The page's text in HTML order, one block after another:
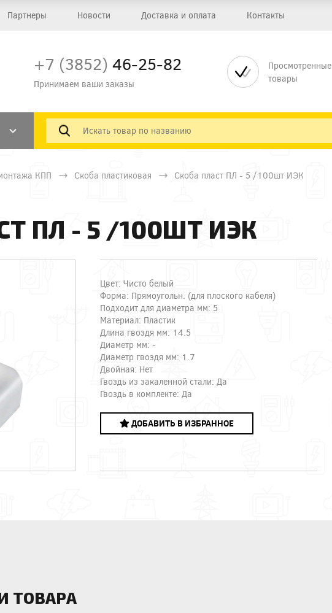
Партнеры Новости Доставка и оплата Контакты
+7 (3852) 46-25-82
Принимаем ваши заказы
Просмотренные
товары
КПП Скоба пластиковая Скоба пласт ПЛ - 5 /100шт ИЭК
ПЛ - 5 /100ШТ ИЭК
Цвет: Чисто белый
Форма: Прямоугольн. (для плоского кабеля)
Подходит для диаметра мм: 5
Материал: Пластик
Длина гвоздя мм: 14.5
Диаметр мм: -
Диаметр гвоздя мм: 1.7
Двойная: Нет
Гвоздь из закаленной стали: Да
Гвоздь в комплекте: Да
ДОБАВИТЬ В ИЗБРАННОЕ
ТОВАРА